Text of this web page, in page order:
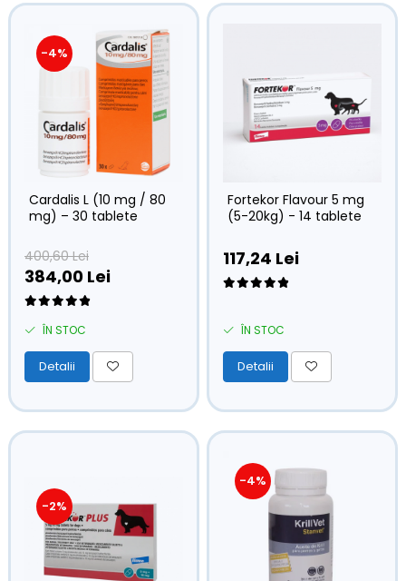
-4%
Cardalis L (10 mg / 80
mg) – 30 tablete
400,60 Lei
384,00 Lei
ÎN STOC
Detalii
Fortekor Flavour 5 mg
(5-20kg) - 14 tablete
117,24 Lei
ÎN STOC
Detalii
-2%
-4%